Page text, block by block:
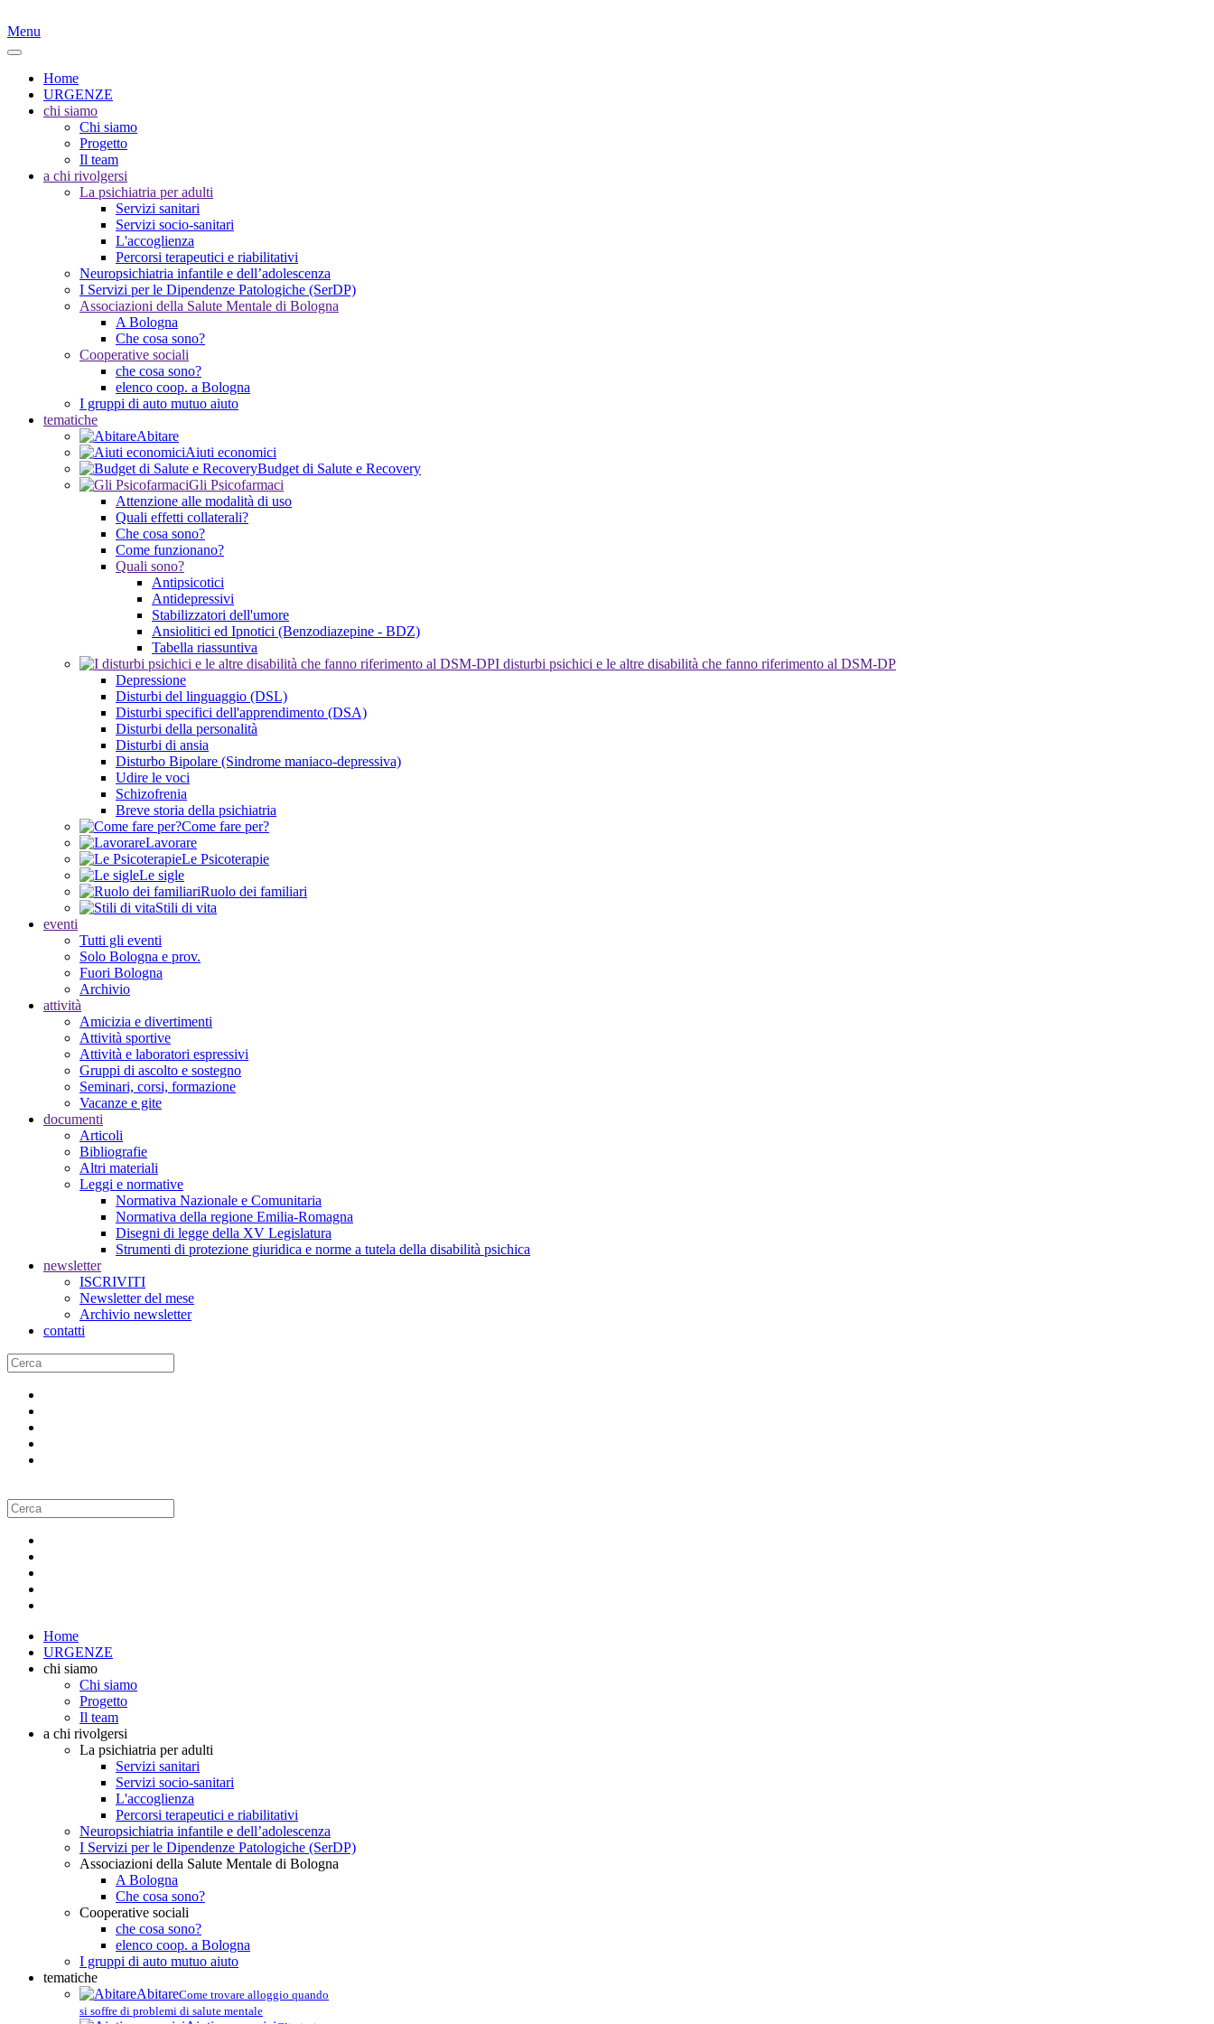
Menu
Home
URGENZE
chi siamo
Chi siamo
Progetto
Il team
a chi rivolgersi
La psichiatria per adulti
Servizi sanitari
Servizi socio-sanitari
L'accoglienza
Percorsi terapeutici e riabilitativi
Neuropsichiatria infantile e dell’adolescenza
I Servizi per le Dipendenze Patologiche (SerDP)
Associazioni della Salute Mentale di Bologna
A Bologna
Che cosa sono?
Cooperative sociali
che cosa sono?
elenco coop. a Bologna
I gruppi di auto mutuo aiuto
tematiche
Abitare
Aiuti economici
Budget di Salute e Recovery
Gli Psicofarmaci
Attenzione alle modalità di uso
Quali effetti collaterali?
Che cosa sono?
Come funzionano?
Quali sono?
Antipsicotici
Antidepressivi
Stabilizzatori dell'umore
Ansiolitici ed Ipnotici (Benzodiazepine - BDZ)
Tabella riassuntiva
I disturbi psichici e le altre disabilità che fanno riferimento al DSM-DP
Depressione
Disturbi del linguaggio (DSL)
Disturbi specifici dell'apprendimento (DSA)
Disturbi della personalità
Disturbi di ansia
Disturbo Bipolare (Sindrome maniaco-depressiva)
Udire le voci
Schizofrenia
Breve storia della psichiatria
Come fare per?
Lavorare
Le Psicoterapie
Le sigle
Ruolo dei familiari
Stili di vita
eventi
Tutti gli eventi
Solo Bologna e prov.
Fuori Bologna
Archivio
attività
Amicizia e divertimenti
Attività sportive
Attività e laboratori espressivi
Gruppi di ascolto e sostegno
Seminari, corsi, formazione
Vacanze e gite
documenti
Articoli
Bibliografie
Altri materiali
Leggi e normative
Normativa Nazionale e Comunitaria
Normativa della regione Emilia-Romagna
Disegni di legge della XV Legislatura
Strumenti di protezione giuridica e norme a tutela della disabilità psichica
newsletter
ISCRIVITI
Newsletter del mese
Archivio newsletter
contatti
Home
URGENZE
chi siamo
Chi siamo
Progetto
Il team
a chi rivolgersi
La psichiatria per adulti
Servizi sanitari
Servizi socio-sanitari
L'accoglienza
Percorsi terapeutici e riabilitativi
Neuropsichiatria infantile e dell’adolescenza
I Servizi per le Dipendenze Patologiche (SerDP)
Associazioni della Salute Mentale di Bologna
A Bologna
Che cosa sono?
Cooperative sociali
che cosa sono?
elenco coop. a Bologna
I gruppi di auto mutuo aiuto
tematiche
AbitareCome trovare alloggio quando
si soffre di problemi di salute mentale